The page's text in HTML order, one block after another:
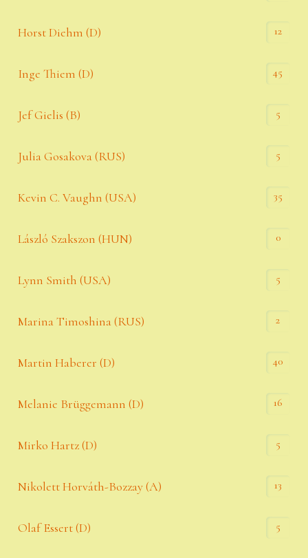
Horst Diehm (D) 12
Inge Thiem (D) 45
Jef Gielis (B) 5
Julia Gosakova (RUS) 5
Kevin C. Vaughn (USA) 35
László Szakszon (HUN) 0
Lynn Smith (USA) 5
Marina Timoshina (RUS) 2
Martin Haberer (D) 40
Melanie Brüggemann (D) 16
Mirko Hartz (D) 5
Nikolett Horváth-Bozzay (A) 13
Olaf Essert (D) 5